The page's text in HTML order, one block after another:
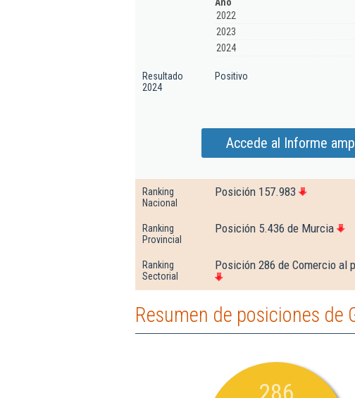
2022
2023
2024
Resultado
2024
Positivo
Accede al Informe
Ranking
Nacional
Posición 157.983
Ranking
Provincial
Posición 5.436 de Murcia
Ranking
Sectorial
Posición 286 de Comercio al
Resumen de posiciones de
286